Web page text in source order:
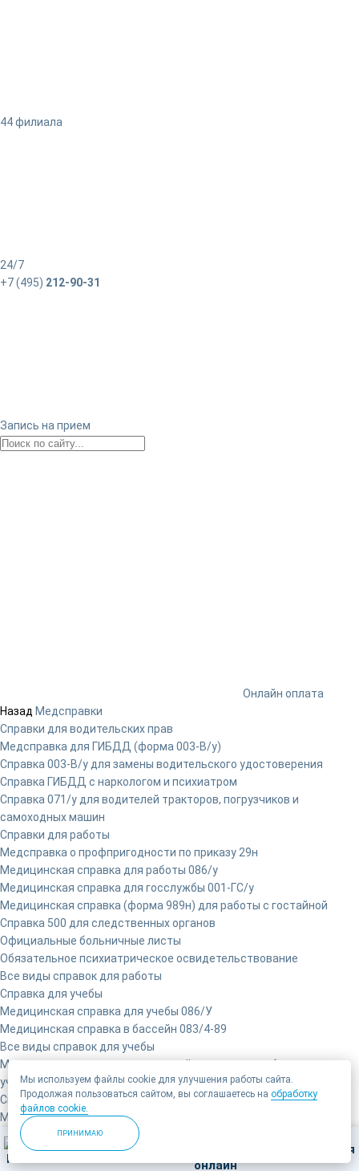
44 филиала
24/7
+7 (495) 212-90-31
Запись на прием
Онлайн оплата
Назад Медсправки
Справки для водительских прав
Медсправка для ГИБДД (форма 003-В/у)
Справка 003-В/у для замены водительского удостоверения
Справка ГИБДД с наркологом и психиатром
Справка 071/у для водителей тракторов, погрузчиков и
самоходных машин
Справки для работы
Медсправка о профпригодности по приказу 29н
Медицинская справка для работы 086/у
Медицинская справка для госслужбы 001-ГС/у
Медицинская справка (форма 989н) для работы с гостайной
Справка 500 для следственных органов
Официальные больничные листы
Обязательное психиатрическое освидетельствование
Все виды справок для работы
Справка для учебы
Медицинская справка для учебы 086/У
Медицинская справка в бассейн 083/4-89
Все виды справок для учебы
Медицинская справка о временной нетрудоспособности
учащегося 095/У
Справки для ребенка
Медицинская карта (справка) 026/у
Медицинская справка для ребенка в лагерь 079/у
Санаторно-курортная карта по форме №076/у
Позвонить Записаться
Мы используем файлы cookie для улучшения работы сайта.
Продолжая пользоваться сайтом, вы соглашаетесь на обработку
файлов cookie.
ПРИНИМАЮ